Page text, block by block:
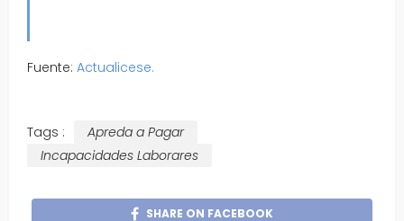
Fuente: Actualicese.
Tags :
Apreda a Pagar
Incapacidades Laborares
SHARE ON FACEBOOK